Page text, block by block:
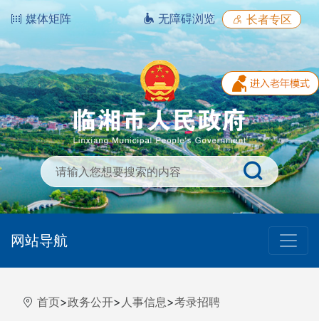
媒体矩阵 无障碍浏览 长者专区
网站导航
首页>政务公开> 人事信息>考录招聘